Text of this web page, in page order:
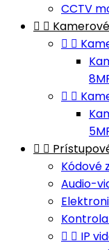
CCTV
 
 
 
 
Kódové
Audio-
  IP